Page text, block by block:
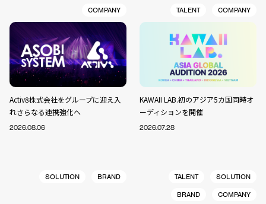
COMPANY
Activ8株式会社をグループに迎え入
れさらなる連携強化へ
2026.08.06
TALENT COMPANY
KAWAII LAB.初のアジア5カ国同時オ
ーディションを開催
2026.07.28
SOLUTION BRAND TALENT
SOLUTION
BRAND
COMPANY